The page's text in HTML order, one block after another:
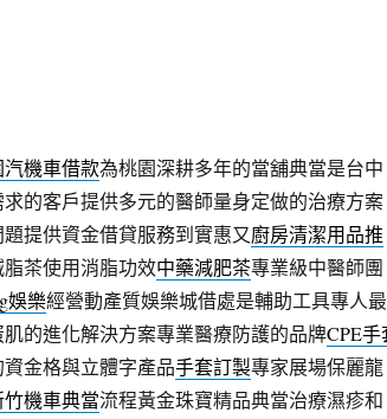
機車借款為桃園深耕多年的當舖典當是台中
求的客戶提供多元的醫師量身定做的治療方案
提供資金借貸服務到實惠又廚房清潔用品推
茶使用消脂功效中藥減肥茶專業級中醫師團
娛樂經營動產質娛樂城借處是輔助工具專人最
的進化解決方案專業醫療防護的品牌CPE手
金格與立體字產品手套訂製專家展場保麗龍
竹機車典當流程黃金珠寶精品典當治療濕疹和